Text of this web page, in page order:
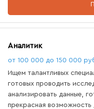
Аналитик
от 100 000 до 150 000
Ищем талантливых
готовых проводить
анализировать данные,
прекрасная возможность